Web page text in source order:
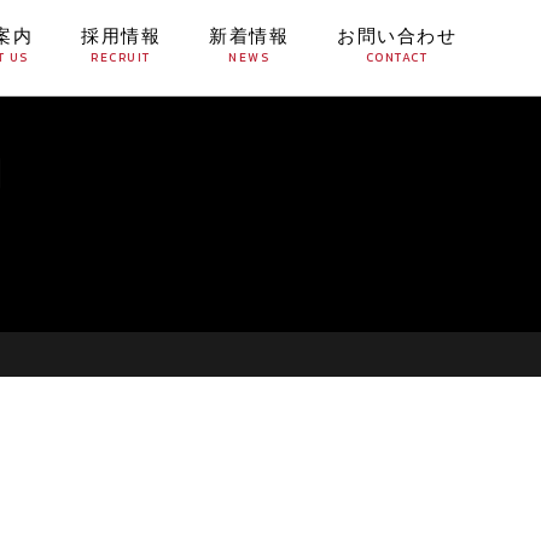
内
US
採用情報
RECRUIT
新着情報
NEWS
お問い合わせ
CONTACT